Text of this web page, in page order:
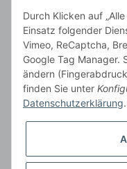
Durch Klicken auf
Einsatz folgender
Vimeo, ReCaptcha,
Google Tag Manager.
ändern
finden Sie unter
Datenschutzerklärung.